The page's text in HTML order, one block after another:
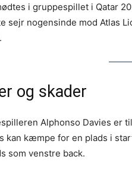
i gruppespillet i Qatar
sejr nogensinde mod Atlas
og skader
Alphonso Davies er
kan kæmpe for en plads i
som venstre back.